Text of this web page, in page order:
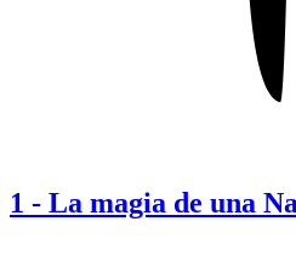
1 - La magia de una